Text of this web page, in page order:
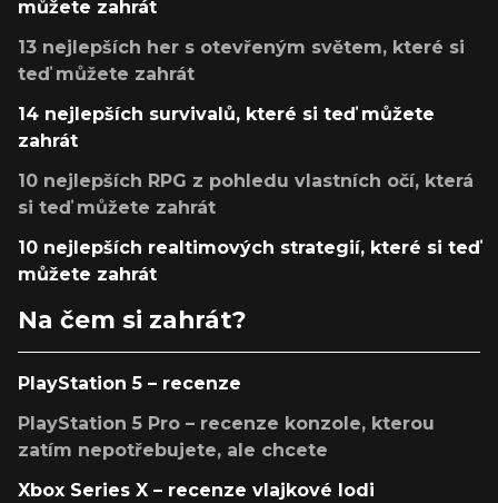
můžete zahrát
13 nejlepších her s otevřeným světem, které si
teď můžete zahrát
14 nejlepších survivalů, které si teď můžete
zahrát
10 nejlepších RPG z pohledu vlastních očí, která
si teď můžete zahrát
10 nejlepších realtimových strategií, které si teď
můžete zahrát
Na čem si zahrát?
PlayStation 5 – recenze
PlayStation 5 Pro – recenze konzole, kterou
zatím nepotřebujete, ale chcete
Xbox Series X – recenze vlajkové lodi